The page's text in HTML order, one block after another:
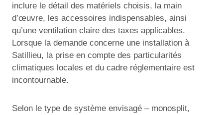
inclure le détail des matériels choisis, la main
d’œuvre, les accessoires indispensables, ainsi
qu’une ventilation claire des taxes applicables.
Lorsque la demande concerne une installation à
Satillieu, la prise en compte des particularités
climatiques locales et du cadre réglementaire est
incontournable.
Selon le type de système envisagé – monosplit,